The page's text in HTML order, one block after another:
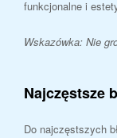
funkcjonalne i
Wskazówka: Nie
Najczęstsze
Do najczęstszych